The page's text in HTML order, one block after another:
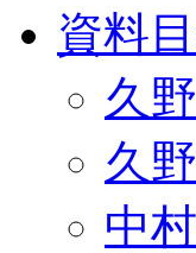
資料
久
久
中